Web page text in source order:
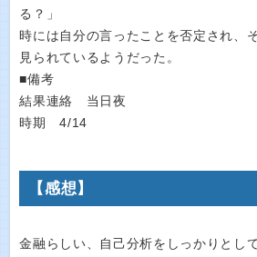
る？」
時には自分の言ったことを否定され、
見られているようだった。
■備考
結果連絡 当日夜
時期 4/14
【感想】
金融らしい、自己分析をしっかりとし